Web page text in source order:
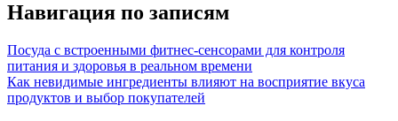
Навигация по записям
Посуда с встроенными фитнес-сенсорами для контроля
питания и здоровья в реальном времени
Как невидимые ингредиенты влияют на восприятие вкуса
продуктов и выбор покупателей